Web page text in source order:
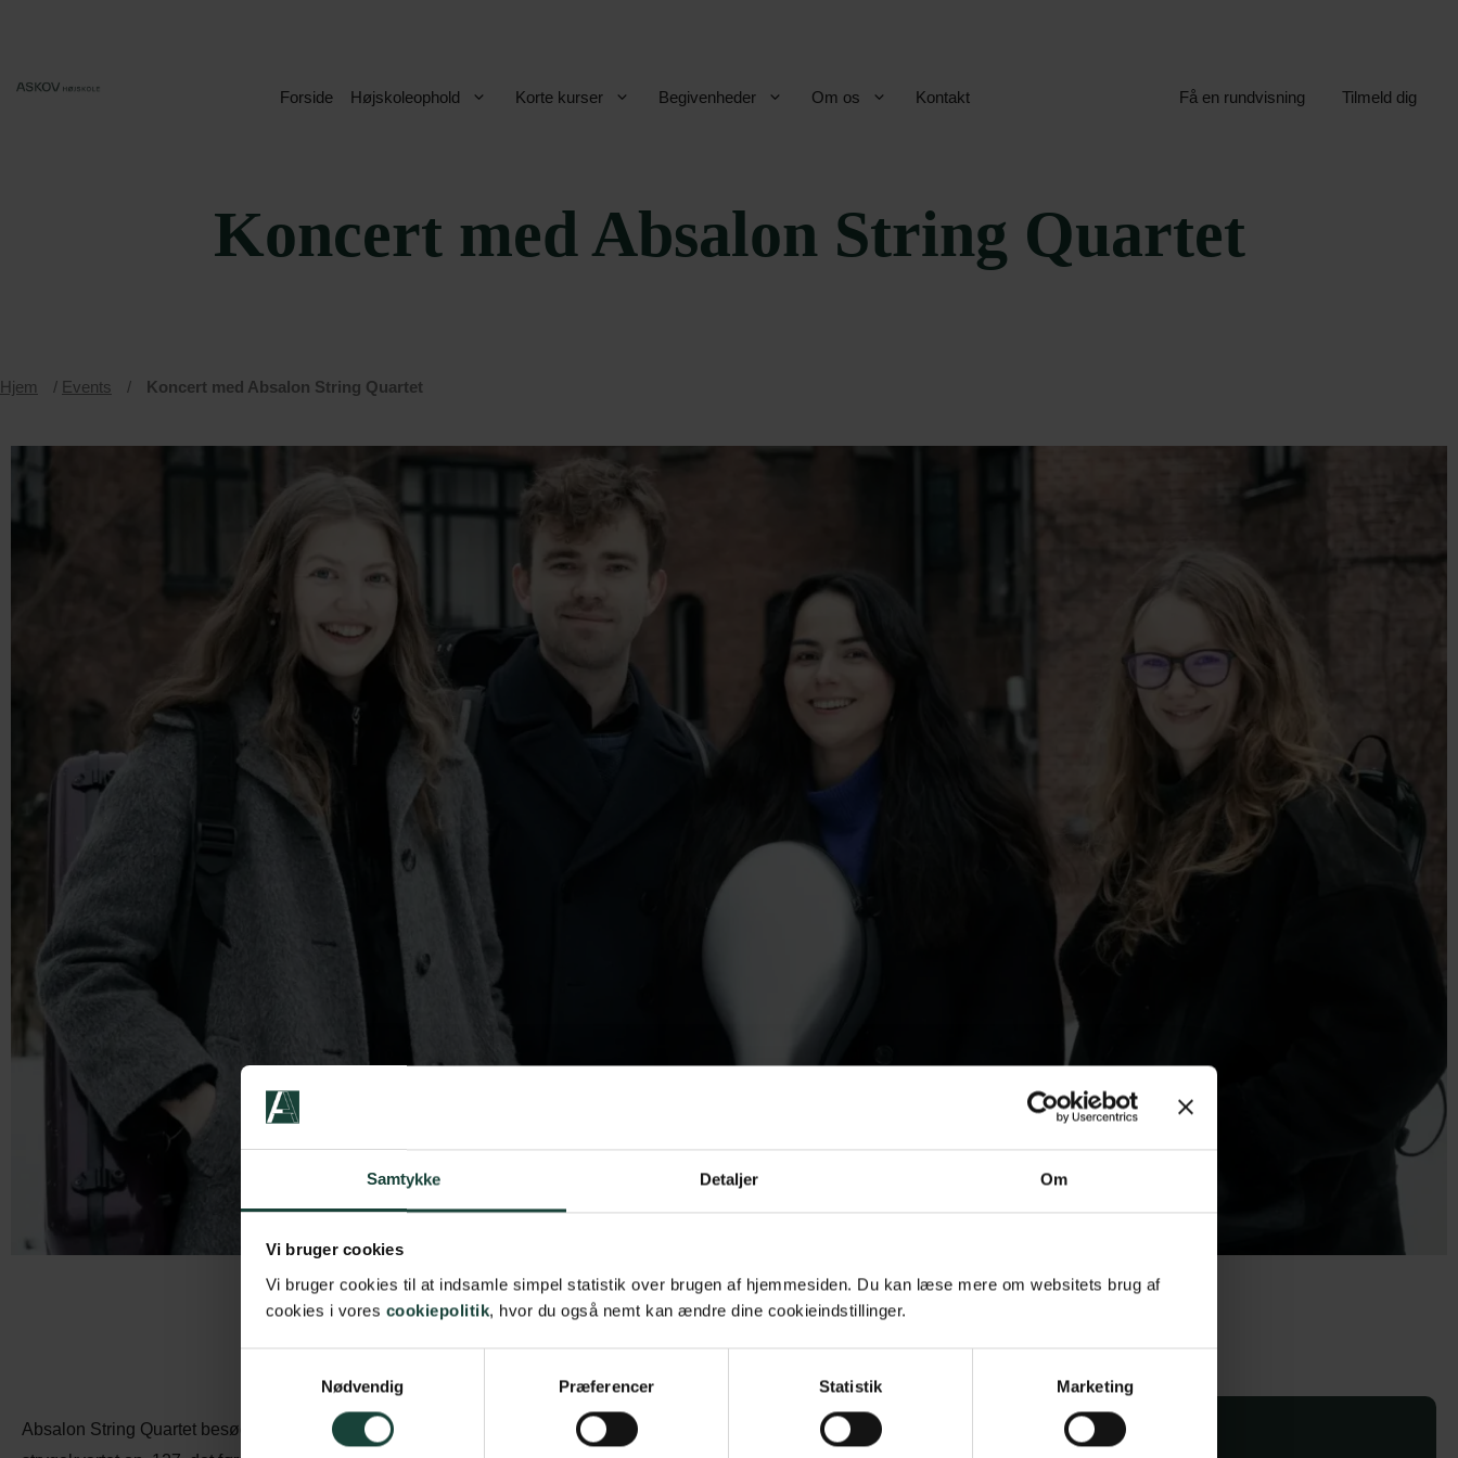
Samtykke Detaljer Om
Vi bruger cookies
Vi bruger cookies til at indsamle simpel statistik over brugen af hjemmesiden. Du kan læse mere om websitets brug af
cookies i vores cookiepolitik, hvor du også nemt kan ændre dine cookieindstillinger.
Nødvendig
Præferencer Statistik Marketing
Forside
Højskoleophold Korte kurser Begivenheder Om os Kontakt Få en rundvisning Tilmeld dig
Koncert med Absalon String Quartet
Hjem / Events / Koncert med Absalon String Quartet
Absalon String Quartet besøger Askov Højskole med et program centreret omkring Ludwig van Beethovens storslåede